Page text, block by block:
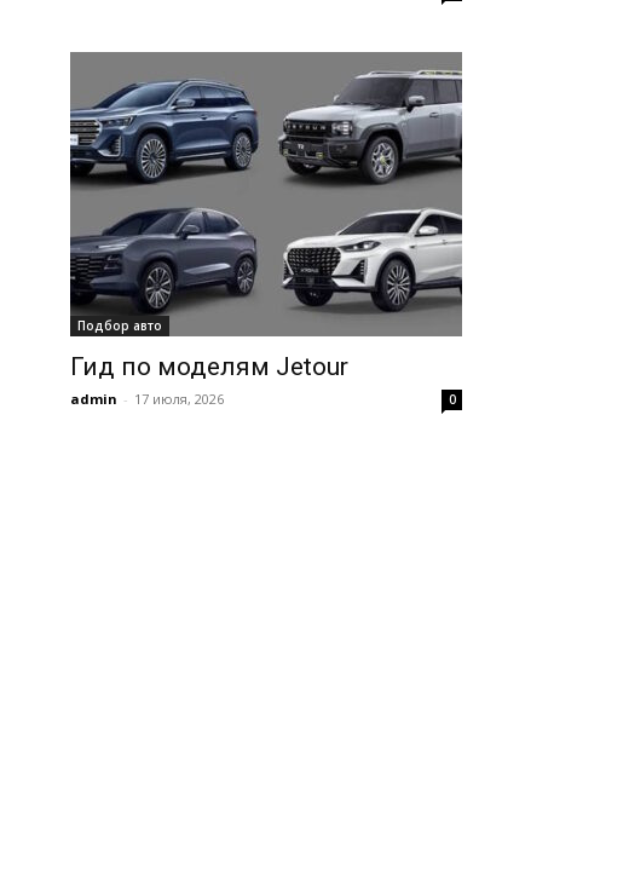
Подбор авто
Гид по моделям Jetour
admin - 17 июля, 2026 0